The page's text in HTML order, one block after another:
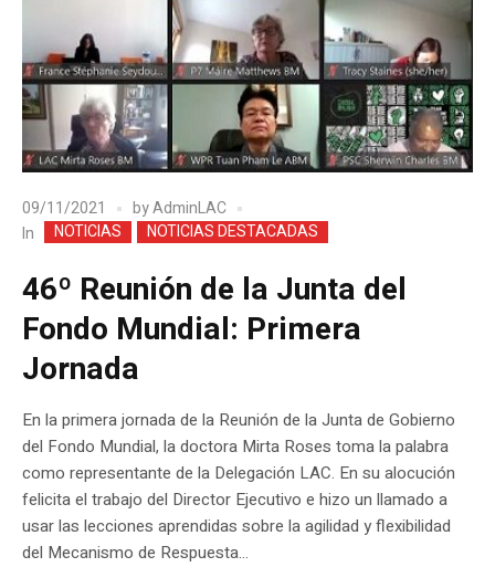
09/11/2021 byAdminLAC
In
NOTICIAS NOTICIAS DESTACADAS
46º Reunión de la Junta del
Fondo Mundial: Primera
Jornada
En la primera jornada de la Reunión de la Junta de Gobierno
del Fondo Mundial, la doctora Mirta Roses toma la palabra
como representante de la Delegación LAC. En su alocución
felicita el trabajo del Director Ejecutivo e hizo un llamado a
usar las lecciones aprendidas sobre la agilidad y flexibilidad
del Mecanismo de Respuesta...